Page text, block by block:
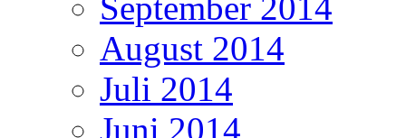
September 2014
August 2014
Juli 2014
Juni 2014